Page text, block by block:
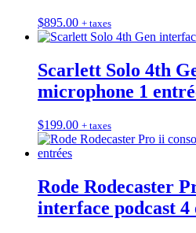
$895.00 + taxes
Scarlett Solo 4th
microphone 1
$199.00 + taxes
Rode Rodecaster
interface podcast 4